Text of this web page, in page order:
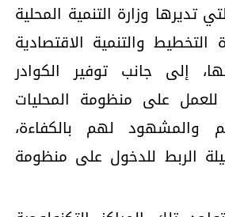
تديرها وزارة التنمية المحلية
والتنمية الاقتصادية
إلى جانب توفير الكوادر
للعمل على منظومة المحليات
والمشهود لهم بالكفاءة،
الربط للدخول على منظومة